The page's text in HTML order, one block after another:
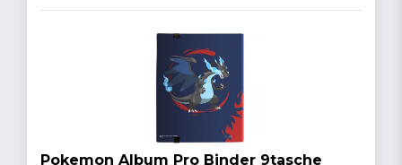
Pokemon Album Pro Binder 9tasche